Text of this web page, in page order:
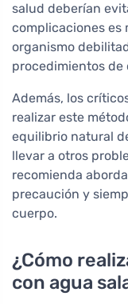
salud deberían
complicaciones es
organismo
procedimientos de
Además, los
realizar este
equilibrio natural
llevar a otros
recomienda
precaución y
cuerpo.
¿Cómo
con agua